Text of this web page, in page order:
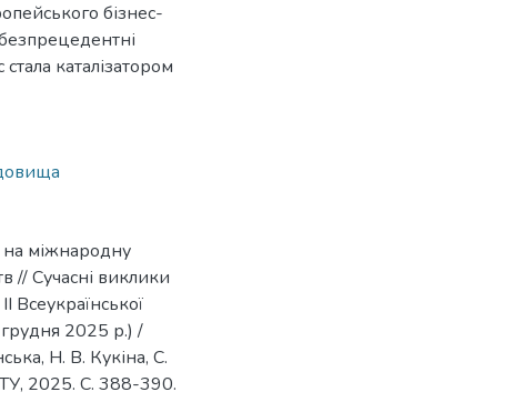
бізнес-
каталізатором
міжнародну
// Сучасні виклики
Всеукраїнської
2025 р.) /
Н. В. Кукіна, С.
2025. С. 388-390.